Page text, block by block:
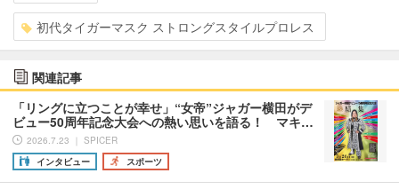
初代タイガーマスク ストロングスタイルプロレス
関連記事
「リングに立つことが幸せ」“女帝”ジャガー横田がデ
ビュー50周年記念大会への熱い思いを語る！ マキ…
2026.7.23 ｜ SPICER
インタビュー
スポーツ